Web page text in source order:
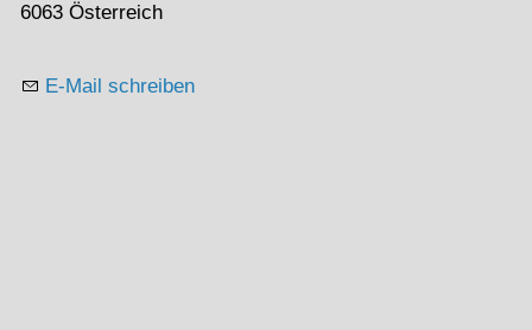
6063 Österreich
E-Mail schreiben